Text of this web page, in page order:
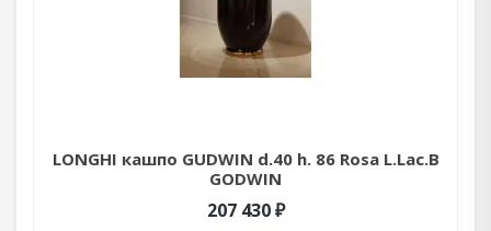
LONGHI кашпо GUDWIN d.40 h. 86 Rosa L.Lac.B
GODWIN
207 430 ₽